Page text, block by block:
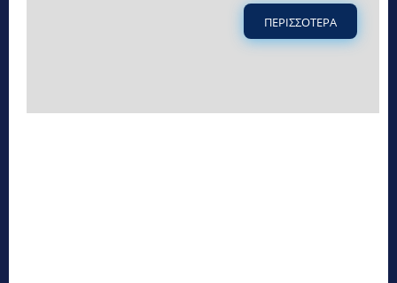
ΠΕΡΙΣΣΟΤΕΡΑ